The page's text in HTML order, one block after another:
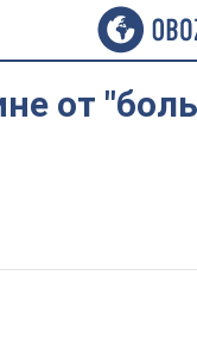
от